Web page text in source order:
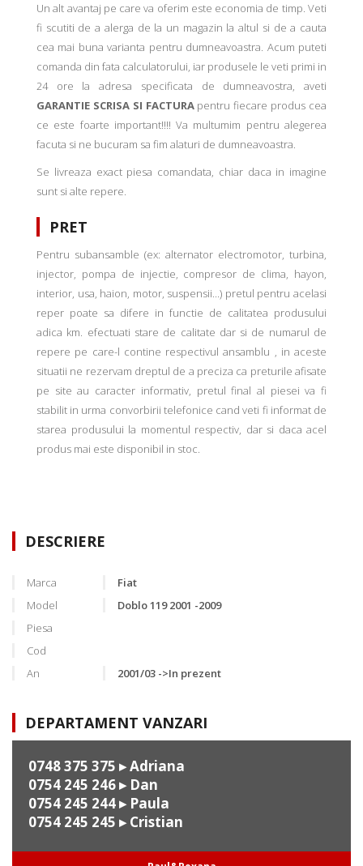
Un alt avantaj pe care va oferim este economia de timp. Veti
fi scutiti de a alerga de la un magazin la altul si de a cauta
cea mai buna varianta pentru dumneavoastra. Acum puteti
comanda din fata calculatorului, iar produsele le veti primi in
24 ore la adresa specificata de dumneavostra, aveti
GARANTIE SCRISA SI FACTURApentru fiecare produs cea
ce este foarte important!!!! Va multumim pentru alegerea
facuta si ne bucuram sa fim alaturi de dumneavoastra.
Se livreaza exact piesa comandata, chiar daca in imagine
sunt si alte repere.
PRET
Pentru subansamble (ex: alternator electromotor, turbina,
injector, pompa de injectie, compresor de clima, hayon,
interior, usa, haion, motor, suspensii...) pretul pentru acelasi
reper poate sa difere in functie de calitatea produsului
adica km. efectuati stare de calitate dar si de numarul de
repere pe care-l contine respectivul ansamblu , in aceste
situatii ne rezervam dreptul de a preciza ca preturile afisate
pe site au caracter informativ, pretul final al piesei va fi
stabilit in urma convorbirii telefonice cand veti fi informat de
starea produsului la momentul respectiv, dar si daca acel
produs mai este disponibil in stoc.
DESCRIERE
Marca
Fiat
Model
Doblo 119 2001 -2009
Piesa
Cod
An
2001/03 ->In prezent
DEPARTAMENT VANZARI
0748 375 375 ▸ Adriana
0754 245 246▸ Dan
0754 245 244▸ Paula
0754 245 245 ▸ Cristian